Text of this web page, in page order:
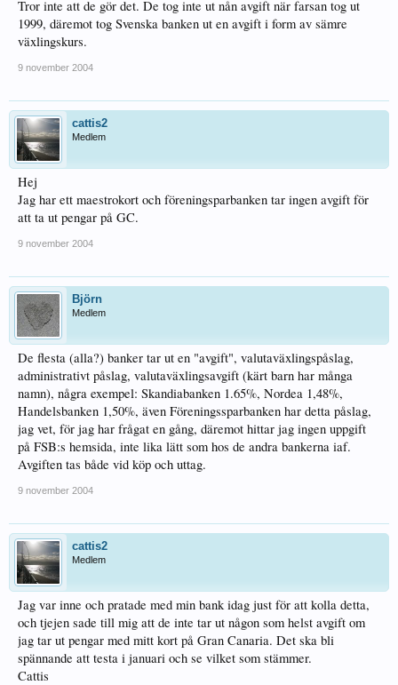
Tror inte att de gör det. De tog inte ut nån avgift när farsan tog ut
1999, däremot tog Svenska banken ut en avgift i form av sämre
växlingskurs.
9 november 2004
cattis2
Medlem
Hej
Jag har ett maestrokort och föreningsparbanken tar ingen avgift för
att ta ut pengar på GC.
9 november 2004
Björn
Medlem
De flesta (alla?) banker tar ut en "avgift", valutaväxlingspåslag,
administrativt påslag, valutaväxlingsavgift (kärt barn har många
namn), några exempel: Skandiabanken 1.65%, Nordea 1,48%,
Handelsbanken 1,50%, även Föreningssparbanken har detta påslag,
jag vet, för jag har frågat en gång, däremot hittar jag ingen uppgift
på FSB:s hemsida, inte lika lätt som hos de andra bankerna iaf.
Avgiften tas både vid köp och uttag.
9 november 2004
cattis2
Medlem
Jag var inne och pratade med min bank idag just för att kolla detta,
och tjejen sade till mig att de inte tar ut någon som helst avgift om
jag tar ut pengar med mitt kort på Gran Canaria. Det ska bli
spännande att testa i januari och se vilket som stämmer.
Cattis